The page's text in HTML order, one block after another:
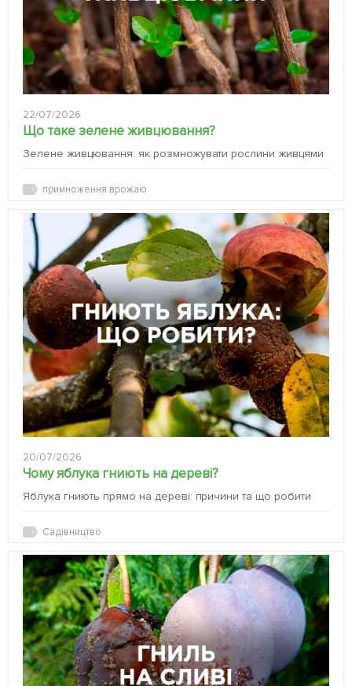
22/07/2026
Що таке зелене живцювання?
Зелене живцювання: як розмножувати рослини живцями
примноження врожаю
20/07/2026
Чому яблука гниють на дереві?
Яблука гниють прямо на дереві: причини та що робити
Садівництво